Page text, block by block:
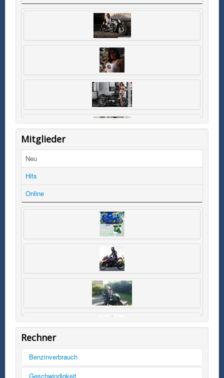
Mitglieder
Neu
Hits
Online
Rechner
Benzinverbrauch
Tankinhalt
Geschwindigkeit